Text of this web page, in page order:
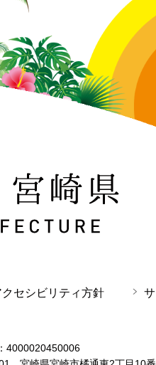
クセシビリティ方針
4000020450006